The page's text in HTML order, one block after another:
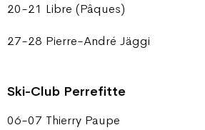
20-21 Libre (Pâques)
27-28 Pierre-André Jäggi
Ski-Club Perrefitte
06-07 Thierry Paupe